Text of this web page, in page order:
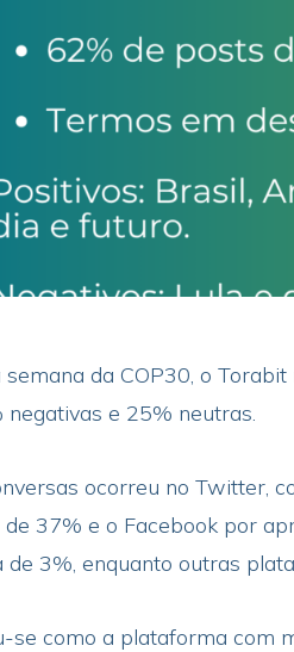
da COP30, o
e 25% neutras.
ocorreu no Twitter,
37% e o Facebook por
3%, enquanto outras
se como a plataforma com